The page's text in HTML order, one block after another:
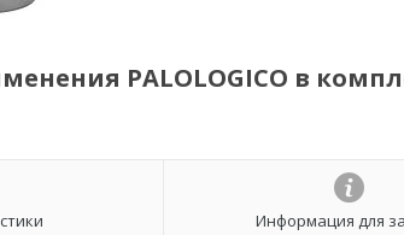
PALOLOGICO в
Информация для